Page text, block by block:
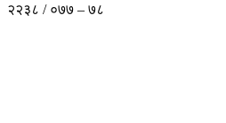
२२३८ / ०७७ – ७८